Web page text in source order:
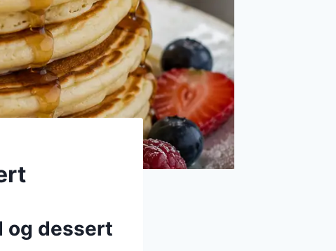
og dessert